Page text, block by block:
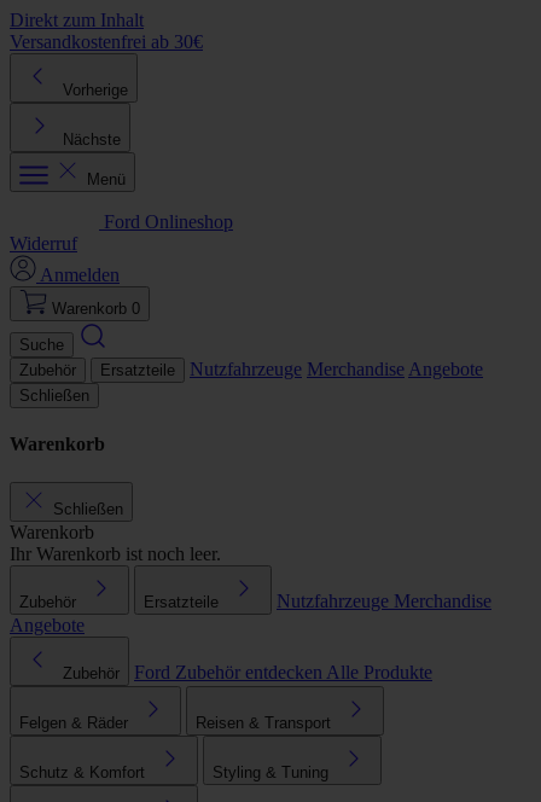
Direkt zum Inhalt
Versandkostenfrei ab 30€
Vorherige
Nächste
Menü
Ford Onlineshop
Widerruf
Anmelden
Warenkorb 0
Suche
Zubehör
Ersatzteile Nutzfahrzeuge Merchandise Angebote
Schließen
Warenkorb
Schließen
Warenkorb
Ihr Warenkorb ist noch leer.
Zubehör Ersatzteile Nutzfahrzeuge Merchandise
Angebote
Zubehör Ford Zubehör entdecken Alle Produkte
Felgen & Räder Reisen & Transport
Schutz & Komfort Styling & Tuning